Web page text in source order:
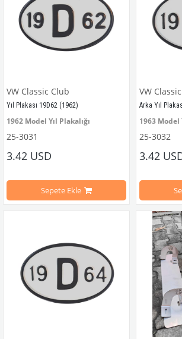
VW Classic Club
Yıl Plakası 19D62 (1962)
1962 Model Yıl Plakalığı
VWC Part No: 25-3031  OEM Part No: 499462
25-3031
3.42 USD
Sepete Ekle
VW
Arka Yıl
1963 Model
VWC Parça
25-3032
3.42